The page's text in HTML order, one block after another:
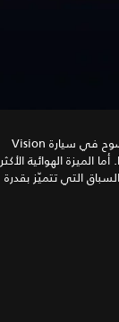
ما زال بإمكانك تمييز هيكل Vision GT Coupé الانسيابي الأصلي بكل وضوح في سيارة Vision
GT SV الجديدة، بما في ذلك تقوّس الرفارف المستوحاة من النوعَين C وD. أما الميزة الهوائية الأكثر
التي تتميّز بقدرة